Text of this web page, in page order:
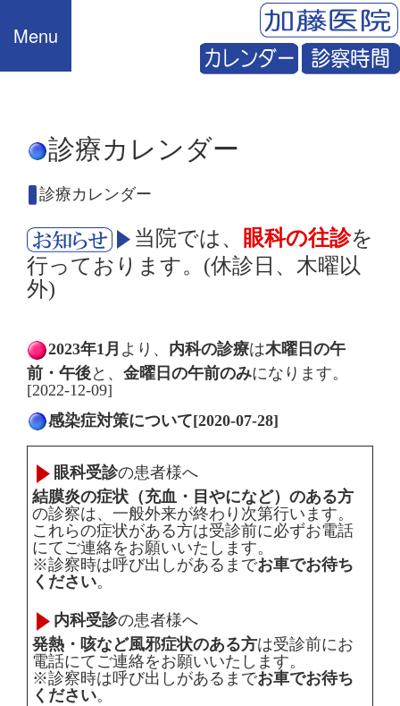
Menu
診療カレンダー
診療カレンダー
当院では、 眼科の往診を
行っております。(休診日、木曜以
外)
2023年1月 より、 内科の診療は木曜日の午
前・午後と、 金曜日の午前のみになります。
[2022-12-09]
感染症対策について[2020-07-28]
眼科受診の患者様へ
結膜炎の症状（充血・目やになど）のある方
の診察は、一般外来が終わり次第行います。
これらの症状がある方は受診前に必ずお電話
にてご連絡をお願いいたします。
※診察時は呼び出しがあるまでお車でお待ち
ください。
内科受診の患者様へ
発熱・咳など風邪症状のある方は受診前にお
電話にてご連絡をお願いいたします。
※診察時は呼び出しがあるまでお車でお待ち
ください。